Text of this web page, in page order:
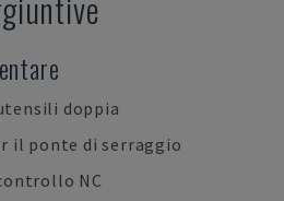
doppia
il ponte di serraggio
NC